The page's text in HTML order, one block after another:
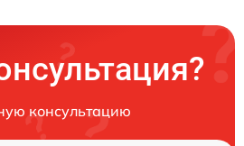
консультацию